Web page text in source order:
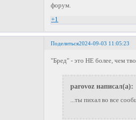
форум.
+1
Поделиться2024-09-03 11:05:23
"Бред" - это НЕ более, чем
parovoz написал(а):
...ты пихал во все